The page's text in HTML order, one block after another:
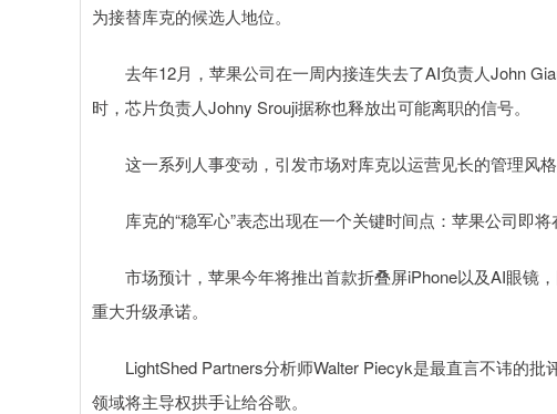
为接替库克的候选人地位。
去年12月，苹果公司在一周内接连失去了AI负责人John
时，芯片负责人Johny Srouji据称也释放出可能离职的信号。
这一系列人事变动，引发市场对库克以运营见长的管理风格
库克的“稳军心”表态出现在一个关键时间点：苹果公司即将
市场预计，苹果今年将推出首款折叠屏iPhone以及AI眼镜
重大升级承诺。
LightShed Partners分析师Walter Piecyk是最直言不讳的批
领域将主导权拱手让给谷歌。